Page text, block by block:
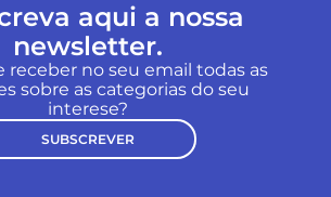
aqui a nossa
newsletter.
receber no seu email todas as
sobre as categorias do seu
interese?
SUBSCREVER